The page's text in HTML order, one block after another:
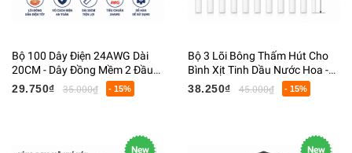
Bộ 100 Dây Điện 24AWG Dài
20CM - Dây Đồng Mềm 2 Đầu
Tuốt Sẵn Cho Arduino,
Breadboard, DIY Điện Tử
29.750₫ 35.000₫ - 15%
Bộ 3 Lõi Bông Thấm Hút Cho
Bình Xịt Tinh Dầu Nước Hoa -
Lõi Bông Thay Thế Chai Xịt,
Chai Chiết Mỹ Phẩm
38.250₫ 45.000₫ - 15%
New New